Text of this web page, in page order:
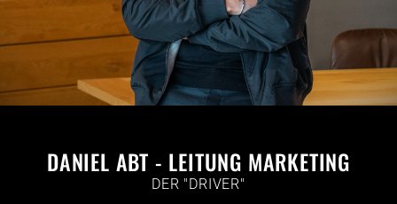
DANIEL ABT - LEITUNG MARKETING
DER "DRIVER"